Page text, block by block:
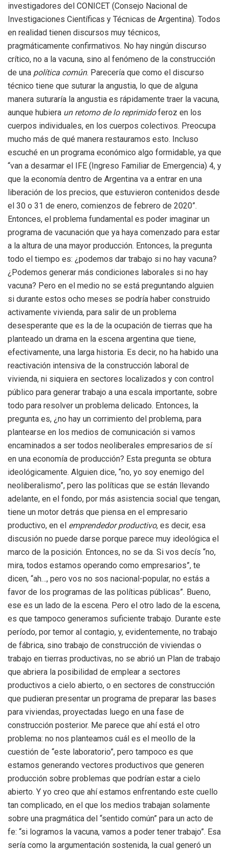
investigadores del CONICET (Consejo Nacional de
Investigaciones Científicas y Técnicas de Argentina). Todos
en realidad tienen discursos muy técnicos,
pragmáticamente confirmativos. No hay ningún discurso
crítico, no a la vacuna, sino al fenómeno de la construcción
de una política común. Parecería que como el discurso
técnico tiene que suturar la angustia, lo que de alguna
manera suturaría la angustia es rápidamente traer la vacuna,
aunque hubiera un retorno de lo reprimidoferoz en los
cuerpos individuales, en los cuerpos colectivos. Preocupa
mucho más de qué manera restauramos esto. Incluso
escuché en un programa económico algo formidable, ya que
“van a desarmar el IFE (Ingreso Familiar de Emergencia) 4, y
que la economía dentro de Argentina va a entrar en una
liberación de los precios, que estuvieron contenidos desde
el 30 o 31 de enero, comienzos de febrero de 2020”.
Entonces, el problema fundamental es poder imaginar un
programa de vacunación que ya haya comenzado para estar
a la altura de una mayor producción. Entonces, la pregunta
todo el tiempo es: ¿podemos dar trabajo si no hay vacuna?
¿Podemos generar más condiciones laborales si no hay
vacuna? Pero en el medio no se está preguntando alguien
si durante estos ocho meses se podría haber construido
activamente vivienda, para salir de un problema
desesperante que es la de la ocupación de tierras que ha
planteado un drama en la escena argentina que tiene,
efectivamente, una larga historia. Es decir, no ha habido una
reactivación intensiva de la construcción laboral de
vivienda, ni siquiera en sectores localizados y con control
público para generar trabajo a una escala importante, sobre
todo para resolver un problema delicado. Entonces, la
pregunta es, ¿no hay un corrimiento del problema, para
plantearse en los medios de comunicación si vamos
encaminados a ser todos neoliberales empresarios de sí
en una economía de producción? Esta pregunta se obtura
ideológicamente. Alguien dice, “no, yo soy enemigo del
neoliberalismo”, pero las políticas que se están llevando
adelante, en el fondo, por más asistencia social que tengan,
tiene un motor detrás que piensa en el empresario
productivo, en el emprendedor productivo, es decir, esa
discusión no puede darse porque parece muy ideológica el
marco de la posición. Entonces, no se da. Si vos decís “no,
mira, todos estamos operando como empresarios”, te
dicen, “ah…, pero vos no sos nacional-popular, no estás a
favor de los programas de las políticas públicas”. Bueno,
ese es un lado de la escena. Pero el otro lado de la escena,
es que tampoco generamos suficiente trabajo. Durante este
período, por temor al contagio, y, evidentemente, no trabajo
de fábrica, sino trabajo de construcción de viviendas o
trabajo en tierras productivas, no se abrió un Plan de trabajo
que abriera la posibilidad de emplear a sectores
productivos a cielo abierto, o en sectores de construcción
que pudieran presentar un programa de preparar las bases
para viviendas, proyectadas luego en una fase de
construcción posterior. Me parece que ahí está el otro
problema: no nos planteamos cuál es el meollo de la
cuestión de “este laboratorio”, pero tampoco es que
estamos generando vectores productivos que generen
producción sobre problemas que podrían estar a cielo
abierto. Y yo creo que ahí estamos enfrentando este cuello
tan complicado, en el que los medios trabajan solamente
sobre una pragmática del “sentido común” para un acto de
fe: “si logramos la vacuna, vamos a poder tener trabajo”. Esa
sería como la argumentación sostenida, la cual generó un